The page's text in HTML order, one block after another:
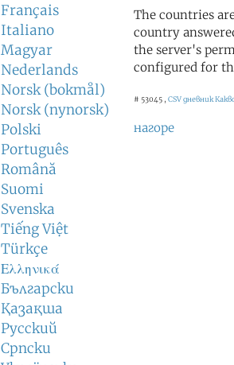
Français
Italiano
Magyar
Nederlands
Norsk (bokmål)
Norsk (nynorsk)
Polski
Português
Română
Suomi
Svenska
Tiếng Việt
Türkçe
Ελληνικά
Български
Қазақша
Русский
Српски
The countries
country
the server's
configured for
# 53045 , CSV дневник
нагоре